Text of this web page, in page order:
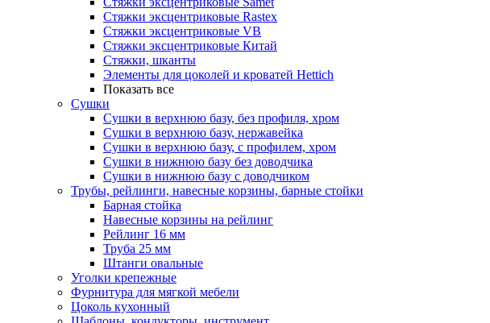
Стяжки эксцентриковые Rastex
Стяжки эксцентриковые VB
Стяжки эксцентриковые Китай
Стяжки, шканты
Элементы для цоколей и кроватей Hettich
Показать все
Сушки
Сушки в верхнюю базу, без профиля, хром
Сушки в верхнюю базу, нержавейка
Сушки в верхнюю базу, с профилем, хром
Сушки в нижнюю базу без доводчика
Сушки в нижнюю базу с доводчиком
Трубы, рейлинги, навесные корзины, барные стойки
Барная стойка
Навесные корзины на рейлинг
Рейлинг 16 мм
Труба 25 мм
Штанги овальные
Уголки крепежные
Фурнитура для мягкой мебели
Цоколь кухонный